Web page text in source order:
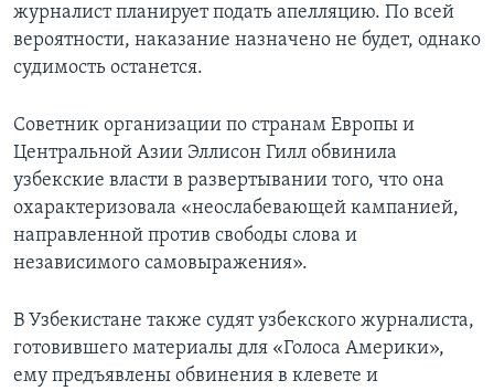
Языки
журналист планирует подать апелляцию. По всей
вероятности, наказание назначено не будет, однако
судимость останется.
Советник организации по странам Европы и
Центральной Азии Эллисон Гилл обвинила
узбекские власти в развертывании того, что она
охарактеризовала «неослабевающей кампанией,
направленной против свободы слова и
независимого самовыражения».
В Узбекистане также судят узбекского журналиста,
готовившего материалы для «Голоса Америки»,
ему предъявлены обвинения в клевете и